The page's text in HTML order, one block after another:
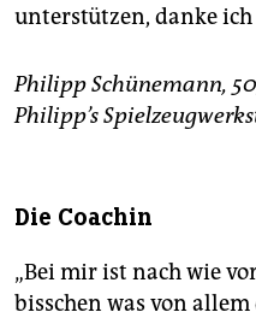
unterstützen, danke ich
Philipp Schünemann,
Philipp’s
Die Coachin
„Bei mir ist nach wie
bisschen was von